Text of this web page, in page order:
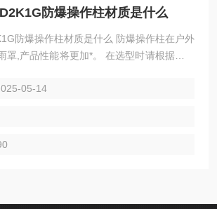
防爆操作柱材质是什么
防爆操作柱材质是什么 防爆操作柱在户外
罩,产品性能将更加*。 在选型时请根据总单
式,进出线口方向等,详细注明所需产品的型
方式。 如：二钮一表二灯挂式注为：BZC5
05-14